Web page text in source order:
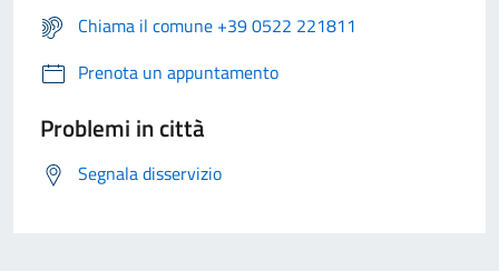
Chiama il comune +39 0522 221811
Prenota un appuntamento
Problemi in città
Segnala disservizio